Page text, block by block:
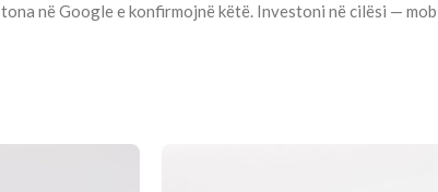
tona në Google e konfirmojnë këtë. Investoni në cilësi —